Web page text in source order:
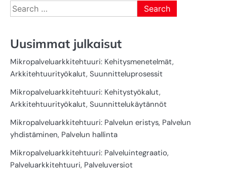
Search
for:
Uusimmat julkaisut
Mikropalveluarkkitehtuuri: Kehitysmenetelmät,
Arkkitehtuurityökalut, Suunnitteluprosessit
Mikropalveluarkkitehtuuri: Kehitystyökalut,
Arkkitehtuurityökalut, Suunnittelukäytännöt
Mikropalveluarkkitehtuuri: Palvelun eristys, Palvelun
yhdistäminen, Palvelun hallinta
Mikropalveluarkkitehtuuri: Palveluintegraatio,
Palveluarkkitehtuuri, Palveluversiot